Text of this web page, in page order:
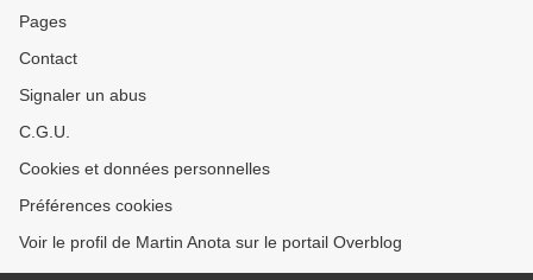
Pages
Contact
Signaler un abus
C.G.U.
Cookies et données personnelles
Préférences cookies
Voir le profil de Martin Anota sur le portail Overblog